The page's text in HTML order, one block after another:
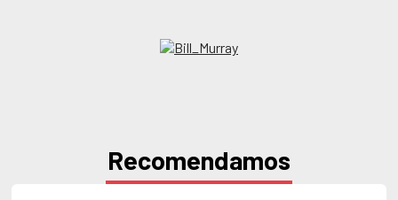
Recomendamos